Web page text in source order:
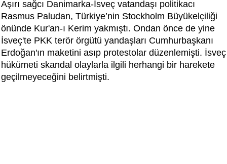
Aşırı sağcı Danimarka-İsveç vatandaşı politikacı
Rasmus Paludan, Türkiye’nin Stockholm Büyükelçiliği
önünde Kur'an-ı Kerim yakmıştı. Ondan önce de yine
İsveç'te PKK terör örgütü yandaşları Cumhurbaşkanı
Erdoğan'ın maketini asıp protestolar düzenlemişti. İsveç
hükümeti skandal olaylarla ilgili herhangi bir harekete
geçilmeyeceğini belirtmişti.